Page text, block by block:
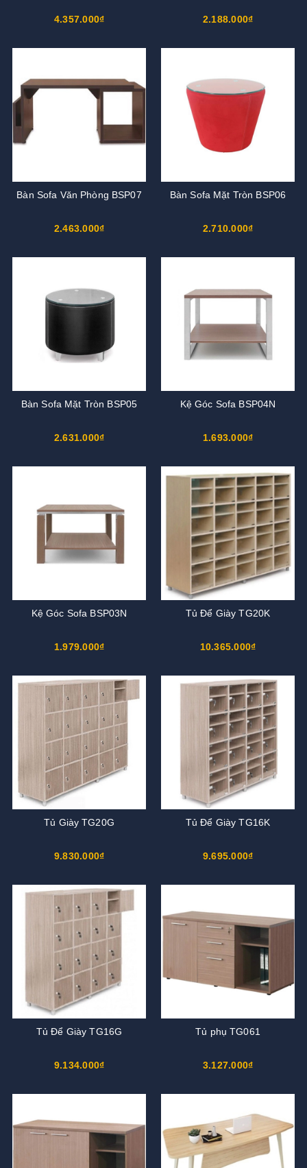
4.357.000₫ 2.188.000₫
Bàn Sofa Văn Phòng BSP07
2.463.000₫
Bàn Sofa Mặt Tròn BSP06
2.710.000₫
Bàn Sofa Mặt Tròn BSP05
2.631.000₫
Kệ Góc Sofa BSP04N
1.693.000₫
Kệ Góc Sofa BSP03N
1.979.000₫
Tủ Để Giày TG20K
10.365.000₫
Tủ Giày TG20G
9.830.000₫
Tủ Để Giày TG16K
9.695.000₫
Tủ Để Giày TG16G
9.134.000₫
Tủ phụ TG061
3.127.000₫